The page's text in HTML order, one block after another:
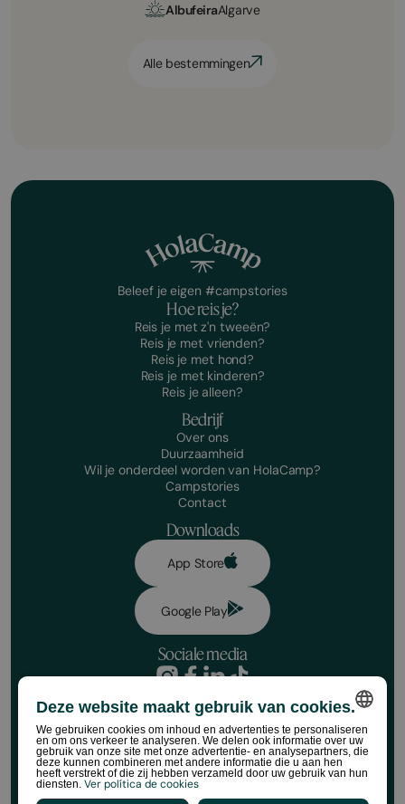
Reserveer nu!
Datums
Nº de viajer@s
AlbufeiraAlgarve
Alle bestemmingen
Beleef je eigen #campstories
Hoe reis je?
Reis je met z'n tweeën?
Reis je met vrienden?
Reis je met hond?
Reis je met kinderen?
Reis je alleen?
Bedrijf
Over ons
Duurzaamheid
Wil je onderdeel worden van HolaCamp?
Campstories
Contact
Downloads
App Store
Google Play
Sociale media
Boekingsvoorwaarden
Juridische kennisgeving
Socialemediabeleid
Cookiebeleid
Regels voor HolaCamp-winkels
©HolaCamp | Alle rechten voorbehouden
SPANISH
ENGLISH
Deze website maakt gebruik van cookies.
We gebruiken cookies om inhoud en advertenties te personaliseren
en om ons verkeer te analyseren. We delen ook informatie over uw
gebruik van onze site met onze advertentie- en analysepartners, die
deze kunnen combineren met andere informatie die u aan hen
heeft verstrekt of die zij hebben verzameld door uw gebruik van hun
diensten. Ver política de cookies